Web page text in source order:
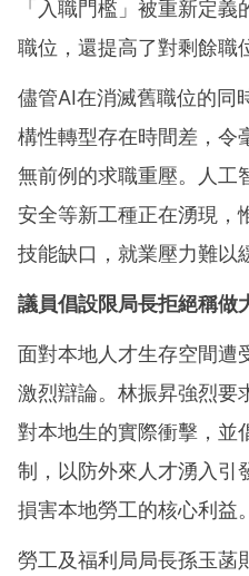
「入職門檻」被重新定
職位，還提高了對剩餘職
儘管AI在消滅舊職位的同
構性轉型存在時間差，令
無前例的求職重壓。人工
安全等新工種正在湧現，
技能缺口，就業壓力難以
議員倡設限局長拒絕稱做
面對本地人才生存空間遭
激烈辯論。林振昇強烈要
對本地生的實際衝擊，並
制，以防外來人才湧入引
損害本地勞工的核心利益。
勞工及福利局局長孫玉菡